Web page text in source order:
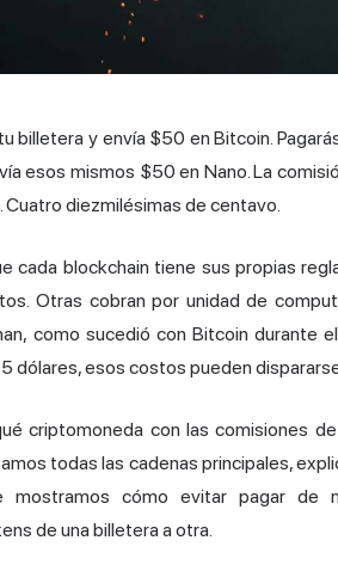
billetera y envía $50 en Bitcoin.
esos mismos $50 en Nano. La
diezmilésimas de centavo.
cada blockchain tiene sus propias
Otras cobran por unidad de
como sucedió con Bitcoin durante
dólares, esos costos pueden
criptomoneda con las comisiones
todas las cadenas principales,
mostramos cómo evitar pagar de
de una billetera a otra.